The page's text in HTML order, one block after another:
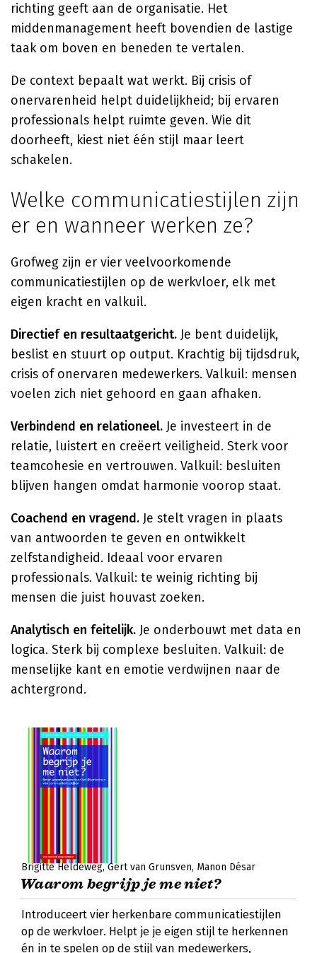
richting geeft aan de organisatie. Het
middenmanagement heeft bovendien de lastige
taak om boven en beneden te vertalen.
De context bepaalt wat werkt. Bij crisis of
onervarenheid helpt duidelijkheid; bij ervaren
professionals helpt ruimte geven. Wie dit
doorheeft, kiest niet één stijl maar leert
schakelen.
Welke communicatiestijlen zijn
er en wanneer werken ze?
Grofweg zijn er vier veelvoorkomende
communicatiestijlen op de werkvloer, elk met
eigen kracht en valkuil.
Directief en resultaatgericht. Je bent duidelijk,
beslist en stuurt op output. Krachtig bij tijdsdruk,
crisis of onervaren medewerkers. Valkuil: mensen
voelen zich niet gehoord en gaan afhaken.
Verbindend en relationeel. Je investeert in de
relatie, luistert en creëert veiligheid. Sterk voor
teamcohesie en vertrouwen. Valkuil: besluiten
blijven hangen omdat harmonie voorop staat.
Coachend en vragend. Je stelt vragen in plaats
van antwoorden te geven en ontwikkelt
zelfstandigheid. Ideaal voor ervaren
professionals. Valkuil: te weinig richting bij
mensen die juist houvast zoeken.
Analytisch en feitelijk. Je onderbouwt met data en
logica. Sterk bij complexe besluiten. Valkuil: de
menselijke kant en emotie verdwijnen naar de
achtergrond.
Brigitte Heldeweg Gert van Grunsven Manon Désar
Waarom begrijp je me niet?
Introduceert vier herkenbare communicatiestijlen
op de werkvloer. Helpt je je eigen stijl te herkennen
én in te spelen op de stijl van medewerkers,